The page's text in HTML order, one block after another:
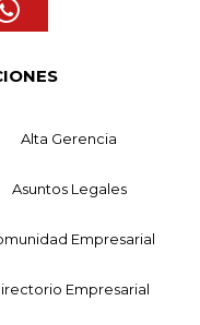
Alta Gerencia
Asuntos Legales
Empresarial
Empresarial